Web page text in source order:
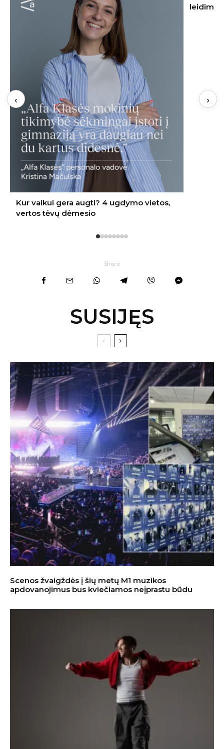
leidimo, nei kaimynų sutikimo
‹ ›
Share
SUSIJĘS
Scenos žvaigždės į šių metų M1 muzikos
apdovanojimus bus kviečiamos neįprastu būdu